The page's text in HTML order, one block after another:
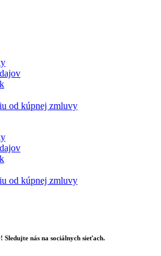
od kúpnej zmluvy
od kúpnej zmluvy
Sledujte nás na sociálnych sieťach.